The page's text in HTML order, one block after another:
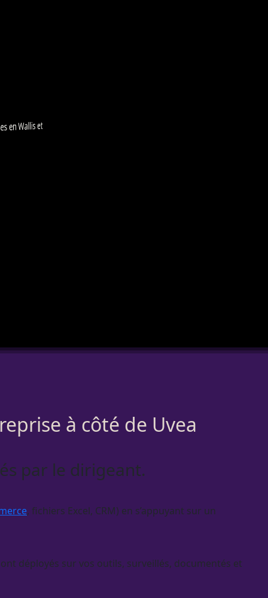
en Wallis et
à côté de Uvea
par le dirigeant.
, fichiers Excel, CRM) en s’appuyant sur un
déployés sur vos outils, surveillés, documentés et